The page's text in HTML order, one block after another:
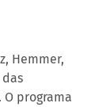
Hemmer,
O programa